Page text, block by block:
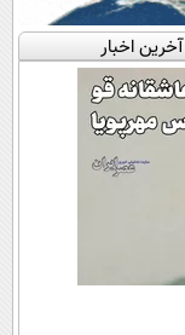
آخرین اخبار